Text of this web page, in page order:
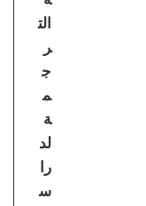
الت
ر
ج
م
ة
لد
را
س